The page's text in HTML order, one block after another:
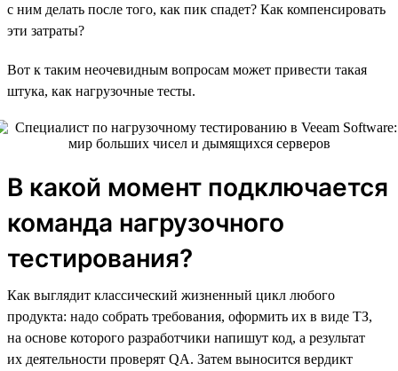
с ним делать после того, как пик спадет? Как компенсировать
эти затраты?
Вот к таким неочевидным вопросам может привести такая
штука, как нагрузочные тесты.
В какой момент подключается
команда нагрузочного
тестирования?
Как выглядит классический жизненный цикл любого
продукта: надо собрать требования, оформить их в виде ТЗ,
на основе которого разработчики напишут код, а результат
их деятельности проверят QA. Затем выносится вердикт